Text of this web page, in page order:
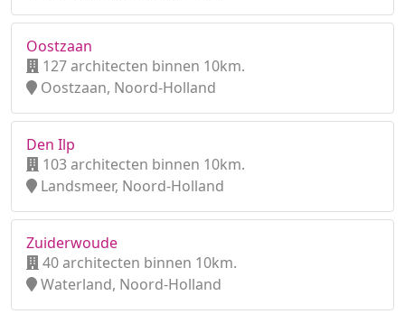
Oostzaan
127 architecten binnen 10km.
Oostzaan, Noord-Holland
Den Ilp
103 architecten binnen 10km.
Landsmeer, Noord-Holland
Zuiderwoude
40 architecten binnen 10km.
Waterland, Noord-Holland